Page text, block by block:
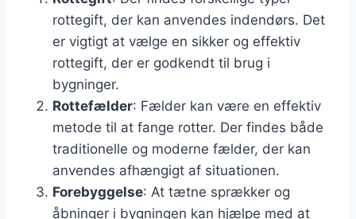
rottegift, der kan anvendes indendørs. Det
er vigtigt at vælge en sikker og effektiv
rottegift, der er godkendt til brug i
bygninger.
Rottefælder: Fælder kan være en effektiv
metode til at fange rotter. Der findes både
traditionelle og moderne fælder, der kan
anvendes afhængigt af situationen.
Forebyggelse: At tætne sprækker og
åbninger i bygningen kan hjælpe med at